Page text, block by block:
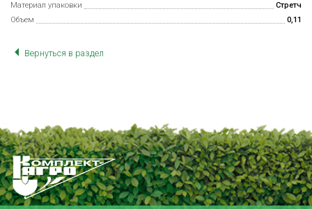
Материал упаковки
Стретч
Объем
0,11
Вернуться в раздел